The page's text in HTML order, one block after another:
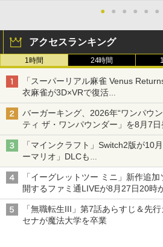
● ● ● ● ● ●
アクセスランキング
1時間 24時間
「スーパーリアル麻雀 Venus
衣麻雀が3D×VRで復活
発売から2週間は20%オフになるセ
バーガーキング、2026年“ワンパウ
ティ ザ・ワンパウンダー」を8月7日
「特製ガーリックマヨソース」を使
「マインクラフト」Switch2版が10
ーマリオ」DLCも
Switch版からのアップグレードも可
「イーグレットツー ミニ」新作追
開するファミ通LIVEが8月27日20時
シリーズ累計100タイトルへ
「無職転生III」第7話あらすじ＆先
セナが魔法大学を卒業